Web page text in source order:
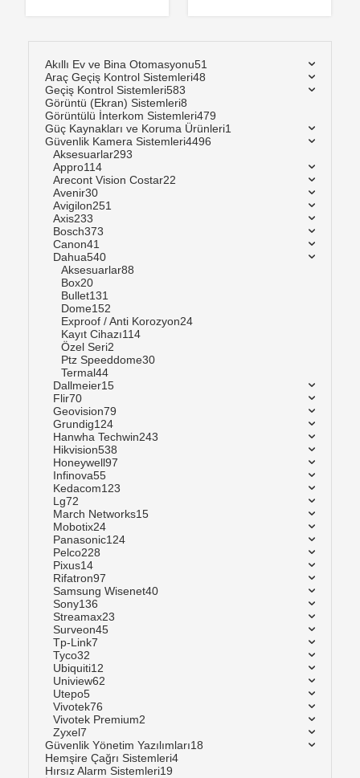
Akıllı Ev ve Bina Otomasyonu51
Araç Geçiş Kontrol Sistemleri48
Geçiş Kontrol Sistemleri583
Görüntü (Ekran) Sistemleri8
Görüntülü İnterkom Sistemleri479
Güç Kaynakları ve Koruma Ürünleri1
Güvenlik Kamera Sistemleri4496
Aksesuarlar293
Appro114
Arecont Vision Costar22
Avenir30
Avigilon251
Axis233
Bosch373
Canon41
Dahua540
Aksesuarlar88
Box20
Bullet131
Dome152
Exproof / Anti Korozyon24
Kayıt Cihazı114
Özel Seri2
Ptz Speeddome30
Termal44
Dallmeier15
Flir70
Geovision79
Grundig124
Hanwha Techwin243
Hikvision538
Honeywell97
Infinova55
Kedacom123
Lg72
March Networks15
Mobotix24
Panasonic124
Pelco228
Pixus14
Rifatron97
Samsung Wisenet40
Sony136
Streamax23
Surveon45
Tp-Link7
Tyco32
Ubiquiti12
Uniview62
Utepo5
Vivotek76
Vivotek Premium2
Zyxel7
Güvenlik Yönetim Yazılımları18
Hemşire Çağrı Sistemleri4
Hırsız Alarm Sistemleri19